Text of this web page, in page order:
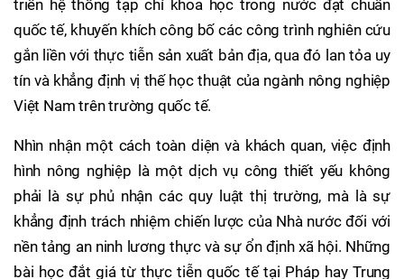
triển hệ thống tạp chí khoa học trong nước đạt chuẩn
quốc tế, khuyến khích công bố các công trình nghiên cứu
gắn liền với thực tiễn sản xuất bản địa, qua đó lan tỏa uy
tín và khẳng định vị thế học thuật của ngành nông nghiệp
Việt Nam trên trường quốc tế.
Nhìn nhận một cách toàn diện và khách quan, việc định
hình nông nghiệp là một dịch vụ công thiết yếu không
phải là sự phủ nhận các quy luật thị trường, mà là sự
khẳng định trách nhiệm chiến lược của Nhà nước đối với
nền tảng an ninh lương thực và sự ổn định xã hội. Những
bài học đắt giá từ thực tiễn quốc tế tại Pháp hay Trung